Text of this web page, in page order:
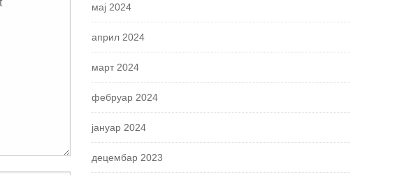
мај 2024
април 2024
март 2024
фебруар 2024
јануар 2024
децембар 2023